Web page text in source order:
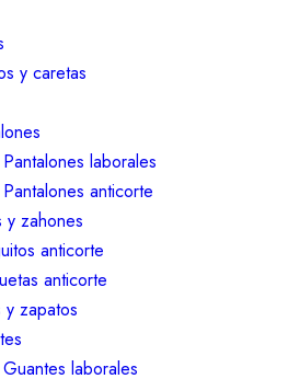
y caretas
Pantalones laborales
Pantalones anticorte
y zahones
anticorte
anticorte
y zapatos
Guantes laborales